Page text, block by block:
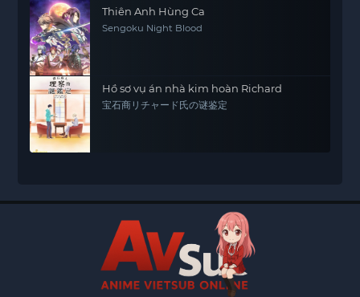
Thiên Anh Hùng Ca
Sengoku Night Blood
Hồ sơ vụ án nhà kim hoàn Richard
宝石商リチャード氏の谜鉴定